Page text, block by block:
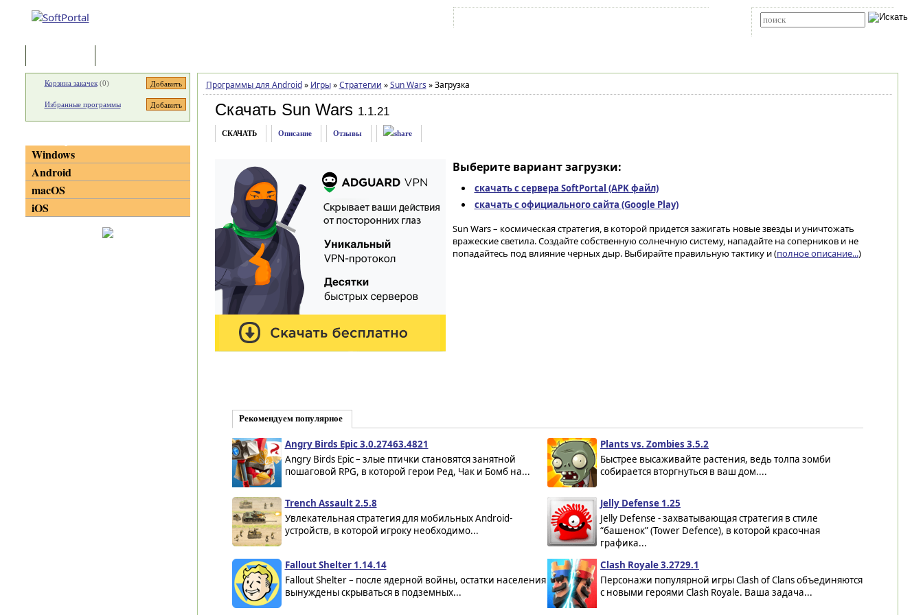
Программы для Android » Игры » Стратегии » Sun Wars »Загрузка
Скачать Sun Wars 1.1.21
СКАЧАТЬ Описание Отзывы
Выберите вариант загрузки:
скачать с сервера SoftPortal (APK файл)
скачать с официального сайта (Google Play)
Sun Wars – космическая стратегия, в которой придется зажигать новые звезды и уничтожать
вражеские светила. Создайте собственную солнечную систему, нападайте на соперников и не
попадайтесь под влияние черных дыр. Выбирайте правильную тактику и (полное описание...)
Рекомендуем популярное
Angry Birds Epic 3.0.27463.4821
Angry Birds Epic – злые птички становятся занятной
пошаговой RPG, в которой герои Ред, Чак и Бомб на...
Plants vs. Zombies 3.5.2
Быстрее высаживайте растения, ведь толпа зомби
собирается вторгнуться в ваш дом....
Trench Assault 2.5.8
Увлекательная стратегия для мобильных Android-
устройств, в которой игроку необходимо...
Jelly Defense 1.25
Jelly Defense - захватывающая стратегия в стиле
“башенок” (Tower Defence), в которой красочная
графика...
Fallout Shelter 1.14.14
Fallout Shelter – после ядерной войны, остатки населения
вынуждены скрываться в подземных...
Clash Royale 3.2729.1
Персонажи популярной игры Clash of Clans объединяются
с новыми героями Clash Royale. Ваша задача...
Корзина закачек(0)
Избранные программы
Windows
Android
macOS
iOS